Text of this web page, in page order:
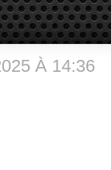
À 14:36